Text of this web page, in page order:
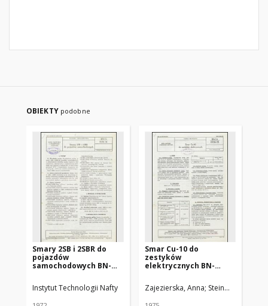
OBIEKTY podobne
Smary 2SB i 2SBR do
pojazdów
samochodowych BN-
Instytut Technologii Nafty
Smar Cu-10 do
zestyków
elektrycznych BN-
Zajezierska, Anna Steinmec,